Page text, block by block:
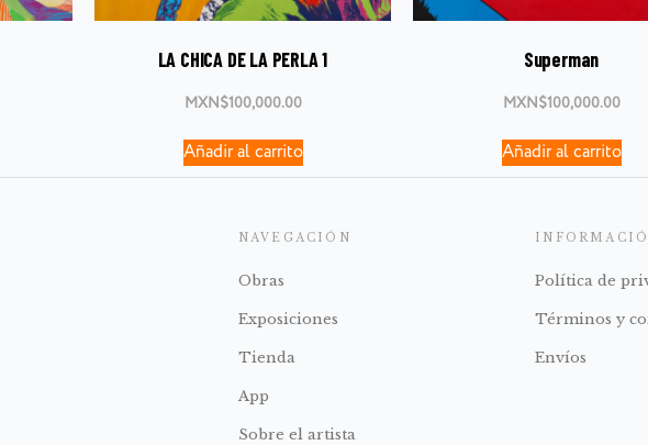
LA CHICA DE LA PERLA 1
MXN$100,000.00
Añadir al carrito
Superman
MXN$100,000.00
Añadir al carrito
NAVEGACIÓN
Obras
Exposiciones
Tienda
App
Sobre el artista
Política de
Términos y
Envíos